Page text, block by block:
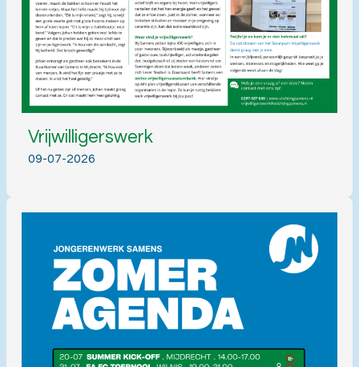
Vrijwilligerswerk
09-07-2026